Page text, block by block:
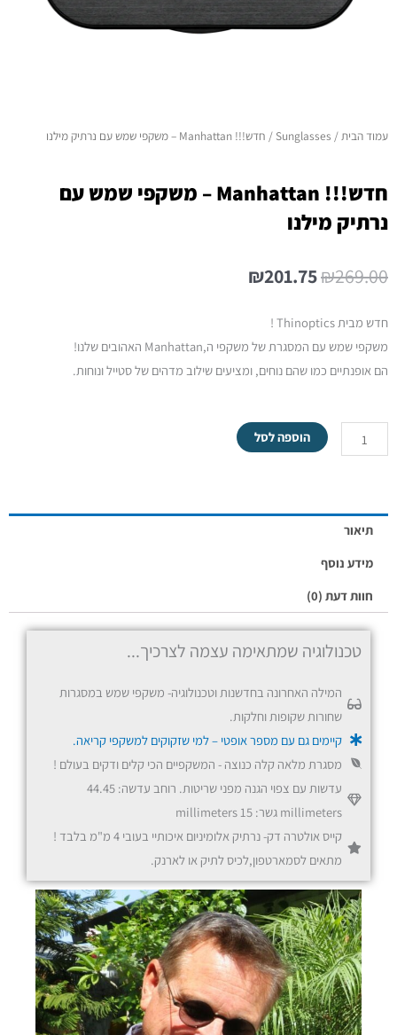
עמוד הבית/
Sunglasses / חדש!!! Manhattan – משקפי שמש עם נרתיק מילנו
חדש!!! Manhattan – משקפי שמש עם
נרתיק מילנו
₪269.00
₪201.75
חדש מבית Thinoptics !
משקפי שמש עם המסגרת של משקפי ה,Manhattan האהובים שלנו!
הם אופנתיים כמו שהם נוחים, ומציעים שילוב מדהים של סטייל ונוחות.
כמות
של
נרתיק
הוספה לסל
תיאור
מידע נוסף
חוות דעת (0)
טכנולוגיה שמתאימה עצמה לצרכיך...
המילה האחרונה בחדשנות וטכנולוגיה- משקפי שמש במסגרות
שחורות שקופות וחלקות.
קיימים גם עם מספר אופטי – למי שזקוקים למשקפי קריאה.
מסגרת מלאה קלה כנוצה - המשקפיים הכי קלים ודקים בעולם !
עדשות עם צפוי הגנה מפני שריטות. רוחב עדשה: 44.45
millimeters גשר: 15 millimeters
קייס אולטרה דק- נרתיק אלומיניום איכותיי בעובי 4 מ"מ בלבד !
מתאים לסמארטפון,לכיס לתיק או לארנק.